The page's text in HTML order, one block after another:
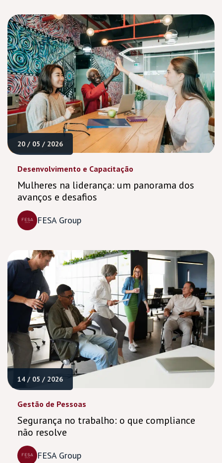
20 / 05 / 2026
Desenvolvimento e Capacitação
Mulheres na liderança: um panorama dos
avanços e desafios
FESA Group
14 / 05 / 2026
Gestão de Pessoas
Segurança no trabalho: o que compliance
não resolve
FESA Group